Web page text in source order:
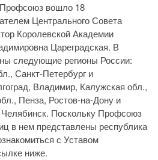
вошло 18
Центрального Совета
Королевской Академии
Цареградская. В
следующие регионы России:
Санкт-Петербург и
Владимир, Калужская обл.,
Пенза, Ростов-на-Дону и
Челябинск. Поскольку Профсоюз
в нем представлены республика
с Уставом
ниже.